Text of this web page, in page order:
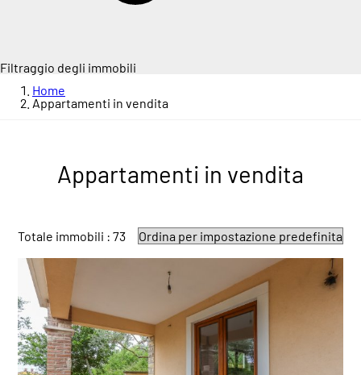
Filtraggio degli immobili
Home
Appartamenti in vendita
Appartamenti in vendita
Totale immobili : 73